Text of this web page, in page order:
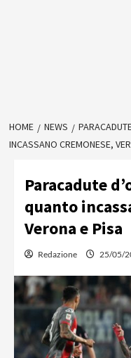
HOME NEWS
INCASSANO CREMONESE,
Paracadute
quanto
Verona e Pisa
Redazione 25/05/